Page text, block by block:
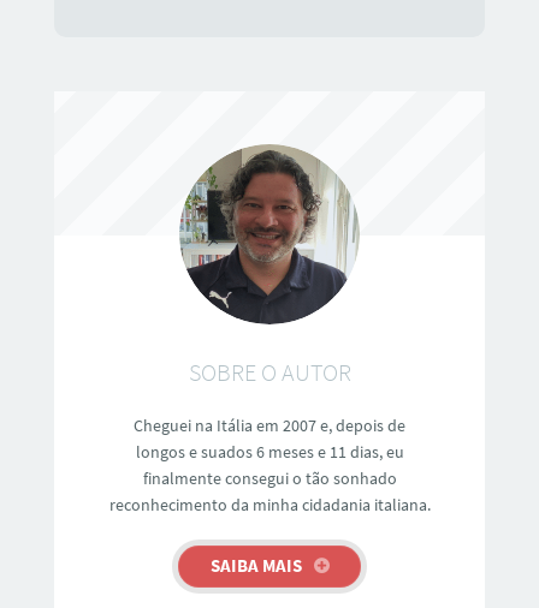
SOBRE O AUTOR
Cheguei na Itália em 2007 e, depois de
longos e suados 6 meses e 11 dias, eu
finalmente consegui o tão sonhado
reconhecimento da minha cidadania italiana.
SAIBA MAIS